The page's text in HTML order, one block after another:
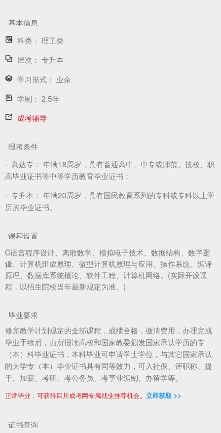
基本信息
科类： 理工类
层次： 专升本
学习形式： 业余
学制： 2.5年
成考辅导
报考条件
· 高达专： 年满18周岁，具有普通高中、中专或师范、技校、职
高毕业证书等中等学历教育毕业证书；
· 专升本： 年满20周岁，具有国民教育系列的专科或专科以上学
历的毕业证书。
课程设置
C语言程序设计、离散数学、模拟电子技术、数据结构、数字逻
辑、计算机组成原理、微型计算机原理与应用、操作系统、编译
原理、数据库系统概论、软件工程、计算机网络。(实际开设课
程，以招生院校当年最新规定为准。)
毕业要求
修完教学计划规定的全部课程，成绩合格，缴清费用，办理完成
毕业手续后，由所报读高校和国家教委颁发国家承认学历的专
（本）科毕业证书，本科毕业可申请学士学位，与其它国家承认
的大学专（本）毕业证书具有同等效力，可入社保、评职称、提
干、加薪、考研、考公务员、考事业编制、办留学等。
正常毕业，可获得四川成考网专属就业推荐机会。 立即获取 >>
证书查询